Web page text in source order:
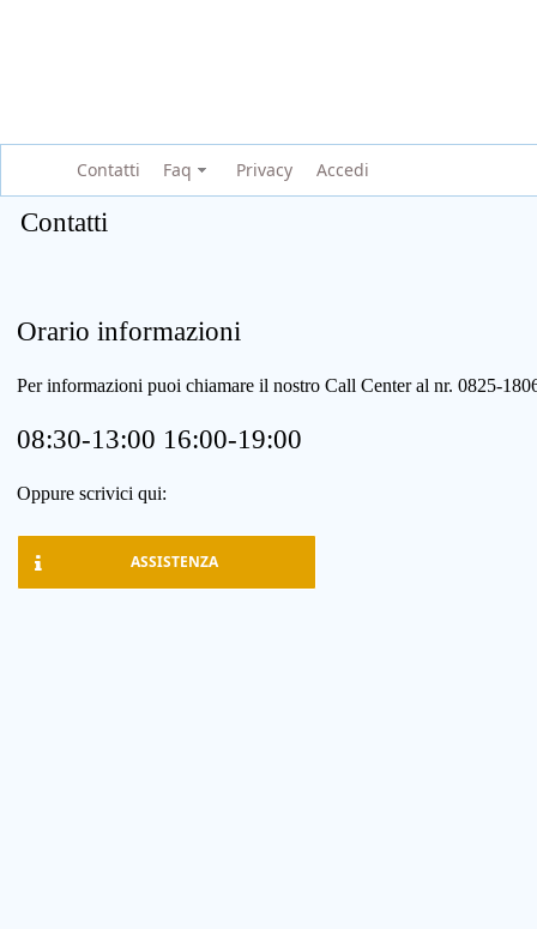
Contatti Faq Privacy Accedi
Contatti
Orario informazioni
Per informazioni puoi chiamare il nostro Call Center al nr. 0825-
08:30-13:00 16:00-19:00
Oppure scrivici qui:
ASSISTENZA